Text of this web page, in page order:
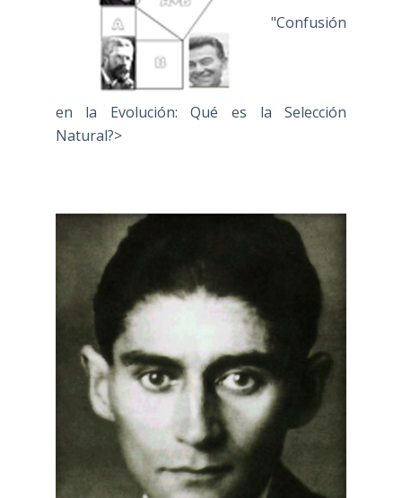
"Confusión
en la Evolución: Qué es la Selección
Natural?>